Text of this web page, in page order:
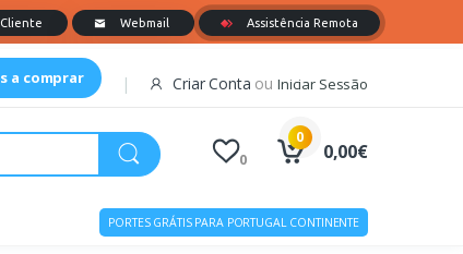
a comprar Criar Conta ouIniciar Sessão
0
0
0,00€
PORTES GRÁTIS PARA PORTUGAL CONTINENTE